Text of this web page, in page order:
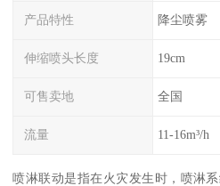
产品特性 降尘喷雾
伸缩喷头长度 19cm
可售卖地 全国
流量 11-16m³/h
喷淋联动是指在火灾发生时，喷淋